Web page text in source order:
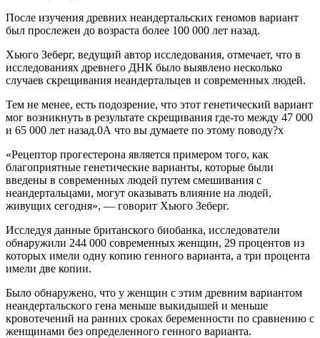
После изучения древних неандертальских геномов вариант
был прослежен до возраста более 100 000 лет назад.
Хьюго Зеберг, ведущий автор исследования, отмечает, что в
исследованиях древнего ДНК было выявлено несколько
случаев скрещивания неандертальцев и современных людей.
Тем не менее, есть подозрение, что этот генетический вариант
мог возникнуть в результате скрещивания где-то между 47 000
и 65 000 лет назад.0А что вы думаете по этому поводу?x
«Рецептор прогестерона является примером того, как
благоприятные генетические варианты, которые были
введены в современных людей путем смешивания с
неандертальцами, могут оказывать влияние на людей,
живущих сегодня», — говорит Хьюго Зеберг.
Исследуя данные британского биобанка, исследователи
обнаружили 244 000 современных женщин, 29 процентов из
которых имели одну копию генного варианта, а три процента
имели две копии.
Было обнаружено, что у женщин с этим древним вариантом
неандертальского гена меньше выкидышей и меньше
кровотечений на ранних сроках беременности по сравнению с
женщинами без определенного генного варианта.